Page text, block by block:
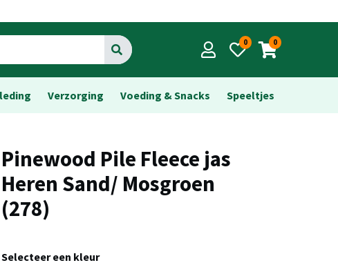
Go 0 0
Verzorging Voeding & Snacks Speeltjes
Pinewood Pile Fleece jas
Heren Sand/ Mosgroen
(278)
Selecteer een kleur